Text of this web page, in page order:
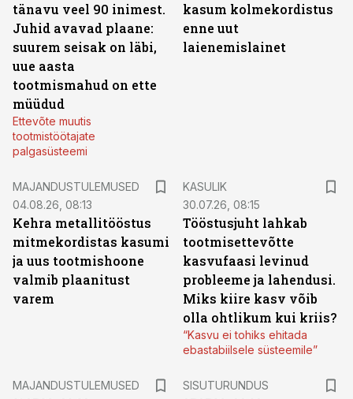
tänavu veel 90 inimest.
Juhid avavad plaane:
suurem seisak on läbi,
uue aasta
tootmismahud on ette
müüdud
Ettevõte muutis
tootmistöötajate
palgasüsteemi
kasum kolmekordistus
enne uut
laienemislainet
MAJANDUSTULEMUSED
04.08.26, 08:13
Kehra metallitööstus
mitmekordistas kasumi
ja uus tootmishoone
valmib plaanitust
varem
KASULIK
30.07.26, 08:15
Tööstusjuht lahkab
tootmisettevõtte
kasvufaasi levinud
probleeme ja lahendusi.
Miks kiire kasv võib
olla ohtlikum kui kriis?
“Kasvu ei tohiks ehitada
ebastabiilsele süsteemile”
MAJANDUSTULEMUSED
SISUTURUNDUS